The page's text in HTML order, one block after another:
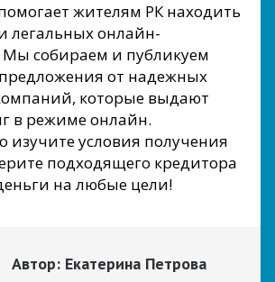
жителям РК находить
легальных онлайн-
Мы собираем и публикуем
от надежных
которые выдают
в режиме онлайн.
изучите условия получения
подходящего кредитора
на любые цели!
Автор: Екатерина Петрова